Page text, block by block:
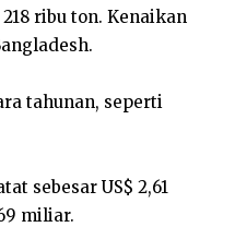
ribu ton. Kenaikan
tahunan, seperti
sebesar US$ 2,61
miliar.